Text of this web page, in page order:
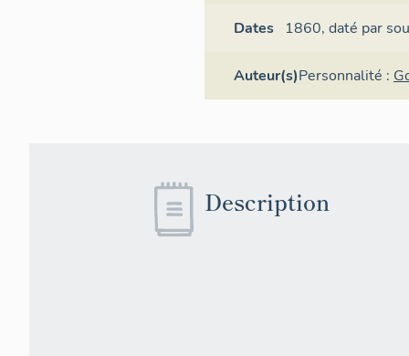
Dates 1860, daté par
Auteur(s)Personnalité :
Description